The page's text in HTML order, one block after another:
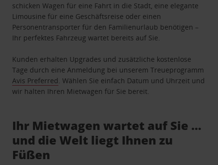
schicken Wagen für eine Fahrt in die Stadt, eine elegante
Limousine für eine Geschäftsreise oder einen
Personentransporter für den Familienurlaub benötigen –
Ihr perfektes Fahrzeug wartet bereits auf Sie.
Kunden erhalten Upgrades und zusätzliche kostenlose
Tage durch eine Anmeldung bei unserem Treueprogramm
Avis Preferred . Wählen Sie einfach Datum und Uhrzeit und
wir halten Ihren Mietwagen für Sie bereit.
Ihr Mietwagen wartet auf Sie …
und die Welt liegt Ihnen zu
Füßen